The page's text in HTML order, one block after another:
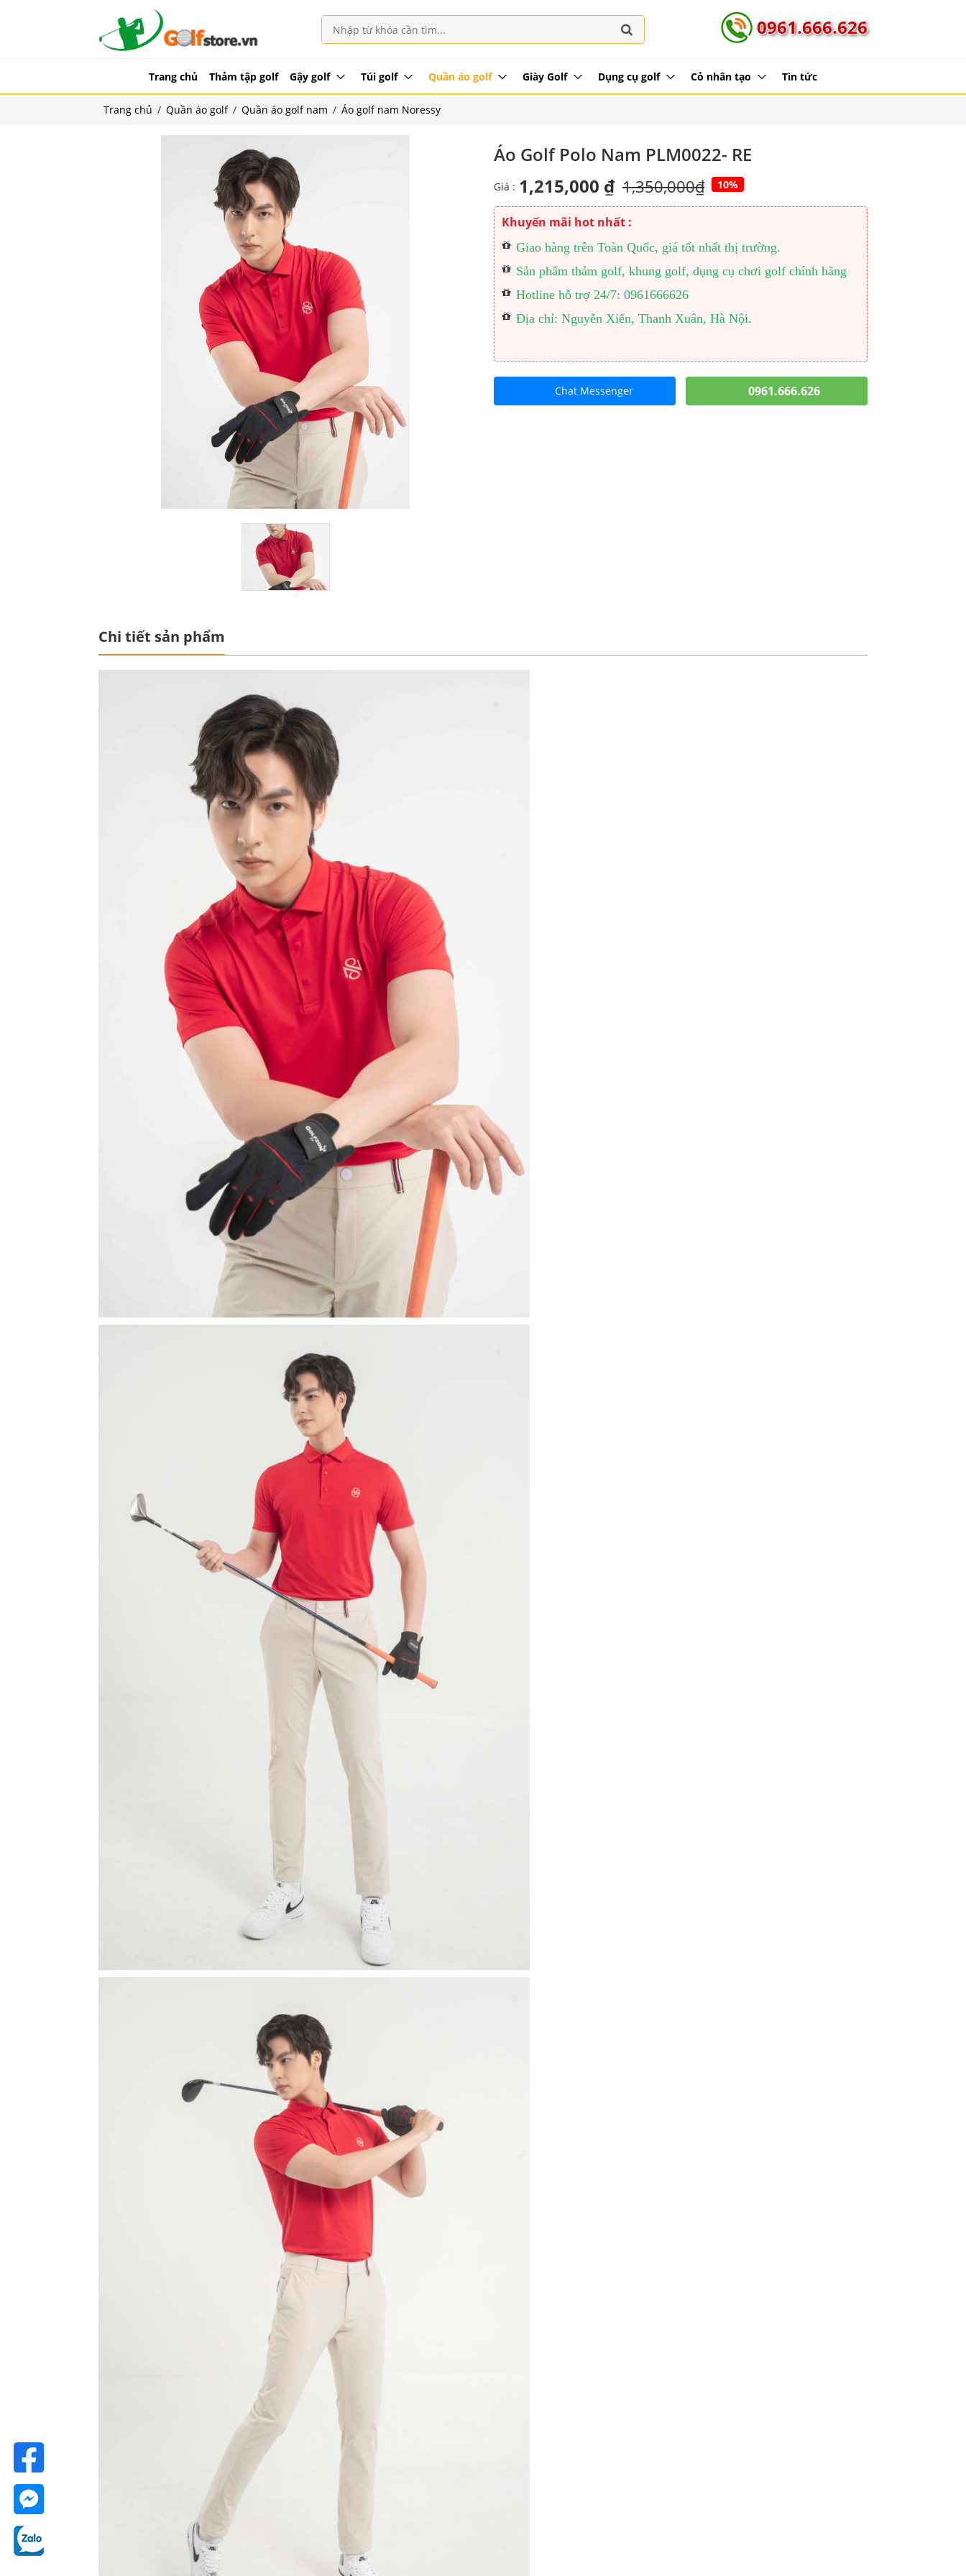
0961.666.626
Trang chủ Thảm tập golf Gậy golf Túi golf Quần áo golf Giày Golf Dụng cụ golf Cỏ nhân tạo Tin tức
Trang chủ / Quần áo golf / Quần áo golf nam / Áo golf nam Noressy
Áo Golf Polo Nam PLM0022- RE
Giá : 1,215,000 ₫ 1,350,000₫ 10%
Khuyến mãi hot nhất :
Giao hàng trên Toàn Quốc, giá tốt nhất thị trường.
Sản phẩm thảm golf, khung golf, dụng cụ chơi golf chính hãng
Hotline hỗ trợ 24/7: 0961666626
Địa chỉ: Nguyễn Xiển, Thanh Xuân, Hà Nội.
Chat Messenger 0961.666.626
Chi tiết sản phẩm